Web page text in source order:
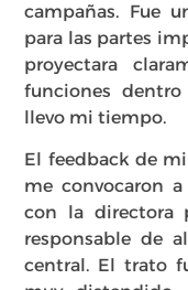
campañas. Fue
para las partes
proyectara
funciones
llevo mi tiempo.
El feedback de
me convocaron
con la directora
responsable de
central. El trato